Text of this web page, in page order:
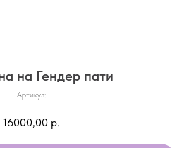
на Гендер пати
Артикул:
16000,00 р.